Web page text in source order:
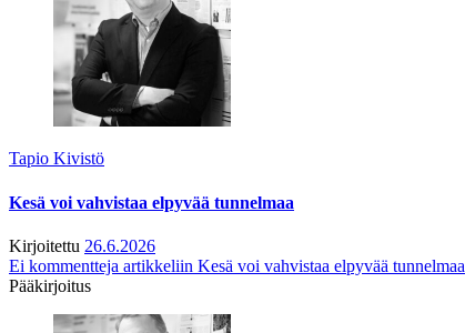
Tapio Kivistö
Kesä voi vahvistaa elpyvää tunnelmaa
Kirjoitettu 26.6.2026
Ei kommentteja artikkeliin Kesä voi vahvistaa elpyvää tunnelmaa
Pääkirjoitus